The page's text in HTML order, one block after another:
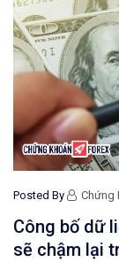
Posted By Chứng
Công bố dữ
sẽ chậm lại